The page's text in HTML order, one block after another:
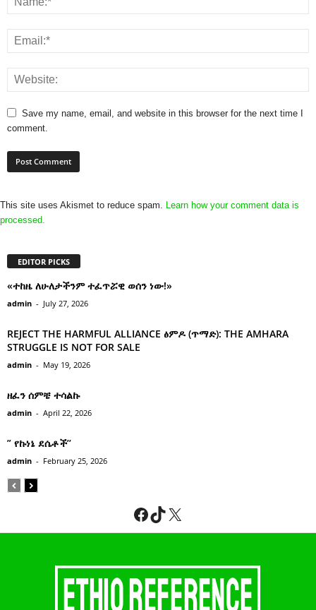
Save my name, email, and website in this browser for the next time I
comment.
This site uses Akismet to reduce spam.
Learn how your comment data is
processed.
EDITOR PICKS
«ተከዜ ለሁለታችንም ተፈጥሯዊ ወሰን ነው!»
admin - July 27, 2026
REJECT THE HARMFUL ALLIANCE ፅምዶ (ጥማድ): THE AMHARA
STRUGGLE IS NOT FOR SALE
admin - May 19, 2026
ዘፈን ሰምቼ ተሳልኩ
admin - April 22, 2026
” የኩነኔ ደሴቶች’’
admin - February 25, 2026
Facebook
TikTok
X